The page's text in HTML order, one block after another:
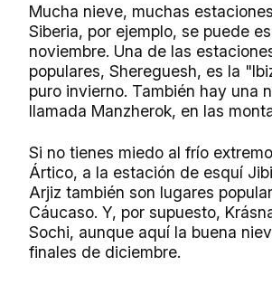
Mucha nieve, muchas
Siberia, por ejemplo, se puede
noviembre. Una de las
populares, Shereguesh, es la
puro invierno. También hay una
llamada Manzherok, en las
Si no tienes miedo al frío
Ártico, a la estación de esquí
Arjiz también son lugares
Cáucaso. Y, por supuesto,
Sochi, aunque aquí la buena
finales de diciembre.